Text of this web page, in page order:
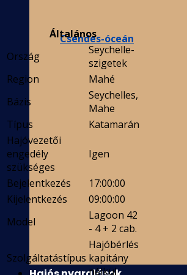
Csendes-óceán
Általános
Ország
Seychelle-
szigetek
Region
Mahé
Bázis
Seychelles,
Mahe
Típus
Katamarán
Hajóvezetői
engedély
szükséges
Igen
Bejelentkezés
17:00:00
Kijelentkezés
09:00:00
Model
Lagoon 42
- 4 + 2 cab.
Szolgáltatástípus
Hajóbérlés
kapitány
nélkül